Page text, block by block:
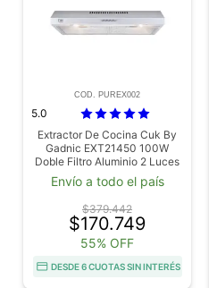
COD. PUREX002
5.0
Extractor De Cocina Cuk By
Gadnic EXT21450 100W
Doble Filtro Aluminio 2 Luces
LED Blanco
Envío a todo el país
$379.442
$170.749
55% OFF
DESDE 6 CUOTAS SIN INTERÉS